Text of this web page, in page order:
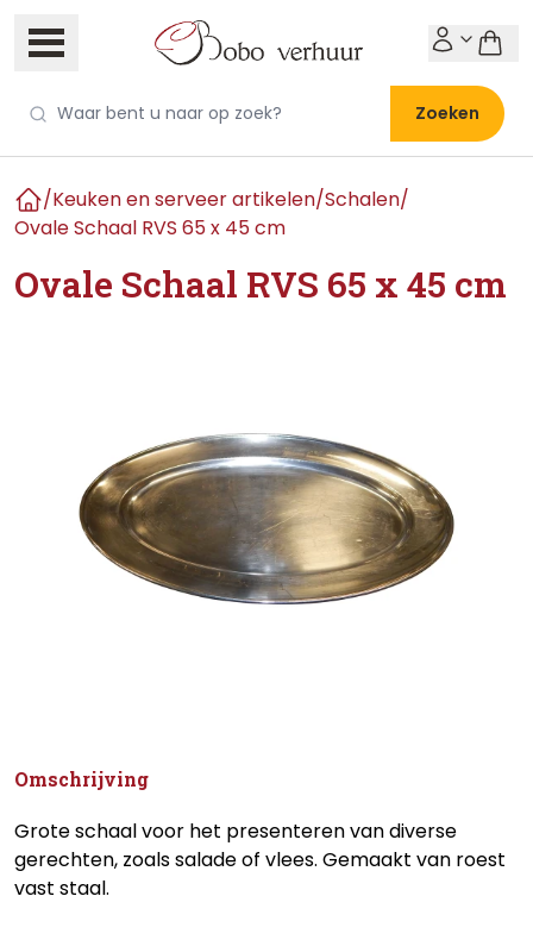
Zoeken
Home
/Keuken en serveer artikelen/Schalen/
Ovale Schaal RVS 65 x 45 cm
Ovale Schaal RVS 65 x 45 cm
Omschrijving
Grote schaal voor het presenteren van diverse
gerechten, zoals salade of vlees. Gemaakt van roest
vast staal.